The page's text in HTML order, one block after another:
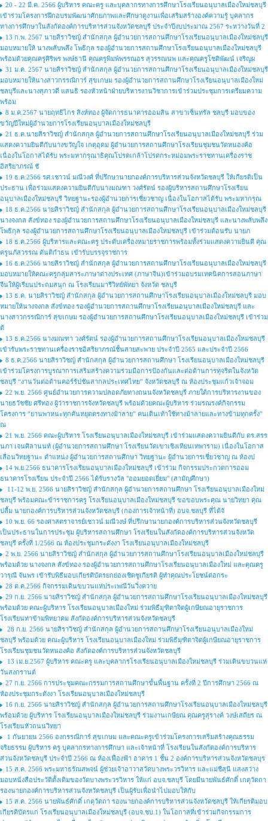
20 - 22 มี.ค. 2566 ผู้บริหาร คณะครู และบุคลากรทางการศึกษาโรงเรียนอนุบาลเมืองใหม่ชลบุรี
เข้าร่วมโครงการฝึกอบรมพัฒนาศักยภาพและศึกษาดูงานเพื่อเสริมสร้างองค์ความรู้ บุคลากร
ทางการศึกษาในสังกัดองค์การบริหารส่วนจังหวัดชลบุรี ประจำปีงบประมาณ 2567 ระหว่างวันที่ 2
13 ก.พ. 2567 นายสิราวิชญ์ สำนักสกุล ผู้อำนวยการสถานศึกษาโรงเรียนอนุบาลเมืองใหม่ชลบุรี
มอบหมายให้ นางพลับพลึง โพธิกุล รองผู้อำนวยการสถานศึกษาโรงเรียนอนุบาลเมืองใหม่ชลบุรี
พร้อมด้วยคุณครูศิริพร พงษ์ธานี คุณครูพิมพ์พรรณอร สุวรรณนพ และคุณครูโชติพัฒน์ เจริญผ
31 ม.ค. 2567 นายสิราวิชญ์ สำนักสกุล ผู้อำนวยการสถานศึกษาโรงเรียนอนุบาลเมืองใหม่ชลบุรี
มอบหมายให้นางสาวกรรณิการ์ สุขเกษม รองผู้อำนวยการสถานศึกษาโรงเรียนอนุบาลเมืองใหม่
ชลบุรีและนางสุภาวดี แสนธิ รองหัวหน้าฝ่ายบริหารงานวิชาการเข้าร่วมประชุมการเตรียมความ
พร้อม
8 ม.ค.2567 นายฤทธิไกร สิงห์ทอง ผู้จัดการธนาคารออมสิน สาขาเซ็นทรัล ชลบุรี มอบของ
ขวัญปีใหม่ผู้อำนวยการโรงเรียนอนุบาลเมืองใหม่ชลบุรี
21 ธ.ค.นายสิราวิชญ์ สำนักสกุล ผู้อำนวยการสถานศึกษาโรงเรียนอนุบาลเมืองใหม่ชลบุรี ร่วม
แสดงความยินดีกับนางขวัญใจ เกตุอุดม ผู้อำนวยการสถานศึกษาโรงเรียนชุมชนวัดหนองค้อ
เนื่องในโอกาสได้รับ พระมหากรุณาธิคุณโปรดเกล้าโปรดกระหม่อมพระราชทานเครื่องราช
อิสริยาภรณ์ ชั
19 ธ.ค.2566 รศ.เชาวน์ มณีวงศ์ ที่ปรึกษานายกองค์การบริหารส่วนจังหวัดชลบุรี ให้เกียรติเป็น
ประธาน เพื่อร่วมแสดงความยินดีกับนางมณฑา วงศ์รัตน์ รองผู้บริหารสถานศึกษาโรงเรียน
อนุบาลเมืองใหม่ชลบุรี วิทยฐานะรองผู้อำนวยการเชี่ยวชาญ เนื่องในโอกาสได้รับ พระมหากรุณ
18 ธ.ค.2566 นายสิราวิชญ์ สำนักสกุล ผู้อำนวยการสถานศึกษาโรงเรียนอนุบาลเมืองใหม่ชลบุรี
นางจงกล สังข์ทอง รองผู้อำนวยการสถานศึกษาโรงเรียนอนุบาลเมืองใหม่ชลบุรี และนางพลับพลึง
โพธิกุล รองผู้อำนวยการสถานศึกษาโรงเรียนอนุบาลเมืองใหม่ชลบุรี เข้าร่วมต้อนรับ นายภ
18 ธ.ค.2566 ผู้บริหารและคณะครู ประดับเครื่องหมายราชการพร้อมทั้งร่วมแสดงความยินดี คุณ
ครูนภัสวรรณ ตันติกำธน เข้ารับบรรจุราชการ
16 ธ.ค.2566 นายสิราวิชญ์ สำนักสกุล ผู้อำนวยการสถานศึกษาโรงเรียนอนุบาลเมืองใหม่ชลบุรี
มอบหมายให้คณะครูกลุ่มสาระภาษาต่างประเทศ (ภาษาจีน)เข้าร่วมอบรมเทคนิคการสอนภาษา
จีนให้ผู้เรียนประถมสนุก ณ โรงเรียนมารีวิทย์พัทยา จังหวัด ชลบุรี
13 ธ.ค. นายสิราวิชญ์ สำนักสกุล ผู้อำนวยการสถานศึกษาโรงเรียนอนุบาลเมืองใหม่ชลบุรี มอบ
หมายให้นางจงกล สังข์ทอง รองผู้อำนวยการสถานศึกษาโรงเรียนอนุบาลเมืองใหม่ชลบุรี และ
นางสาวกรรณิการ์ สุขเกษม รองผู้อำนวยการสถานศึกษาโรงเรียนอนุบาลเมืองใหม่ชลบุรี เข้าร่วม
ต้
13 ธ.ค.2566 นางมณฑา วงศ์รัตน์ รองผู้อำนวยการสถานศึกษาโรงเรียนอนุบาลเมืองใหม่ชลบุรี
เข้ารับพระราชทานเครื่องราชอิสริยาภรณ์ชั้นสายสะพาย ประจำปี 2565 และประจำปี 2566
8 ธ.ค.2566 นายสิราวิชญ์ สำนักสกุล ผู้อำนวยการสถานศึกษา โรงเรียนอนุบาลเมืองใหม่ชลบุรี
เข้าร่วมโครงการบูรณาการเสริมสร้างความร่วมมือการป้องกันและต่อต้านการทุจริตในจังหวัด
ชลบุรี “งานวันต่อต้านคอร์รัปชันสากลประเทศไทย” จังหวัดชลบุรี ณ ห้องประชุมแก้วเจ้าจอม
22 พ.ย. 2566 ศูนย์อำนวยการความปลอดภัยทางถนนจังหวัดชลบุรี ภายใต้การบริหารงานของ
นายธวัชชัย ศรีทอง ผู้ว่าราชการจังหวัดชลบุรี พร้อมด้วยคณะผู้บริหาร ร่วมรณรงค์กิจกรรม
โครงการ “ยานพาหนะทุกคันหยุดตรงทางม้าลาย” คนเดินเท้าใช้ทางม้าลายและทางข้ามทุกครั้ง"
ณ
21 พ.ย. 2566 คณะผู้บริหาร โรงเรียนอนุบาลเมืองใหม่ชลบุรี เข้าร่วมแสดงความยินดีกับ ดร.สรร
นภา เจนศิลานนท์ (ผู้อำนวยการสถานศึกษา โรงเรียนวัดเขาเชิงเทียนเทพาราม) เนื่องในโอกาส
เลื่อนวิทยฐานะ ตำแหน่ง ผู้อำนวยการสถานศึกษา วิทยฐานะ ผู้อำนวยการเชี่ยวชาญ ณ ห้องป
14 พ.ย.2566 ธนาคารโรงเรียนอนุบาลเมืองใหม่ชลบุรี เข้าร่วม กิจกรรมประกวดการออม
ธนาคารโรงเรียน ประจำปี 2566 ได้รับรางวัล "ออมยอดเยี่ยม" (สามัญศึกษา)
11-12 พ.ย. 2566 นายสิราวิชญ์ สำนักสกุล ผู้อำนวยการสถานศึกษา โรงเรียนอนุบาลเมืองใหม่
ชลบุรี พร้อมคณะข้าราชการครู โรงเรียนอนุบาลเมืองใหม่ชลบุรี ขอขอบพระคุณ นายวิทยา คุณ
ปลื้ม นายกองค์การบริหารส่วนจังหวัดชลบุรี (กองการเจ้าหน้าที่) อบจ.ชลบุรี ที่ได้จั
10 พ.ย. 66 รองศาสตราจารย์เชาวน์ มณีวงษ์ ที่ปรึกษานายกองค์การบริหารส่วนจังหวัดชลบุรี
เป็นประธานในการประชุม ผู้บริหารสถานศึกษา โรงเรียนในสังกัดองค์การบริหารส่วนจังหวัด
ชลบุรี ครั้งที่ 1/2566 ณ ห้องประชุมกระดังงา โรงเรียนอนุบาลเมืองใหม่ชลบุรี
2 พ.ย. 2566 นายสิราวิชญ์ สำนักสกุล ผู้อำนวยการสถานศึกษาโรงเรียนอนุบาลเมืองใหม่ชลบุรี
พร้อมด้วย นางจงกล สังข์ทอง รองผู้อำนวยการสถานศึกษาโรงเรียนอนุบาลเมืองใหม่ และคุณครู
วารุณี จันพร เข้ารับพิธีมอบเกียรติบัตรยกย่องเชิดชูเกียรติ ผู้ทำคุณประโยชน์ต่อกระ
28 ต.ค.2566 กิจกรรมเดินขบวนแห่ประเพณีวันวิ่งควาย
29 ก.ย. 2566 นายสิราวิชญ์ สำนักสกุล ผู้อำนวยการสถานศึกษาโรงเรียนอนุบาลเมืองใหม่ชลบุรี
พร้อมด้วย คณะผู้บริหาร โรงเรียนอนุบาลเมืองใหม่ ร่วมพิธีมุฑิตาจิตผู้เกษียณอายุราชการ
โรงเรียนท่าข้ามพิทยาคม สังกัดองค์การบริหารส่วนจังหวัดชลบุรี
28 ก.ย. 2566 นายสิราวิชญ์ สำนักสกุล ผู้อำนวยการสถานศึกษาโรงเรียนอนุบาลเมืองใหม่
ชลบุรี พร้อมด้วย คณะผู้บริหาร โรงเรียนอนุบาลเมืองใหม่ ร่วมพิธีมุฑิตาจิตผู้เกษียณอายุราชการ
โรงเรียนชุมชนวัดหนองค้อ สังกัดองค์การบริหารส่วนจังหวัดชลบุรี
13 เม.ย.2567 ผู้บริหาร คณะครู และบุคลากรโรงเรียนอนุบาลเมืองใหม่ชลบุรี ร่วมเดินขบวนแห่
วันสงกรานต์
27 ก.ย. 2566 การประชุมคณะกรรมการสถานศึกษาขั้นพื้นฐาน ครั้งที่ 2 ปีการศึกษา 2566 ณ
ห้องประชุมกระดังงา โรงเรียนอนุบาลเมืองใหม่ชลบุรี
16 ก.ย. 2566 นายสิราวิชญ์ สำนักสกุล ผู้อำนวยการสถานศึกษาโรงเรียนอนุบาลเมืองใหม่ชลบุรี
พร้อมด้วย ผู้บริหาร โรงเรียนอนุบาลเมืองใหม่ชลบุรี ร่วมงานเกษียณ คุณครูสุรางค์ วงษ์เสถียร ณ
โรงเรียนหัวถนนวิทยา
1 กันยายน 2566 องกรรณิการ์ สุขเกษม และคณะครูเข้าร่วมโครงการเสริมสร้างคุณธรรม
จริยธรรม ผู้บริหาร ครู บุคลากรทางการศึกษา และเจ้าหน้าที่ โรงเรียนในสังกัดองค์การบริหาร
ส่วนจังหวัดชลบุรี ประจำปี 2566 ณ ห้องเฟื่องฟ้า อาคาร 1 ชั้น 2 องค์การบริหารส่วนจังหวัดชลบุร
15 ส.ค. 2566 พระมหาธรัณสพจน์ ผู้ช่วยเจ้าอาวาสวัดบางพระวรวิหาร และแม่ชีสุนี แสงสว่าง
มอบหนังสือประวัติดั้งเดิมของวัดบางพระวรวิหาร ให้แก่ อบจ.ชลบุรี โดยมีนายพันธ์ศักดิ์ เกตุวัตถา
รองนายกองค์การบริหารส่วนจังหวัดชลบุรี เป็นผู้รับเพื่อนำไปมอบให้กับ
15 ส.ค. 2566 นายพันธ์ศักดิ์ เกตุวัตถา รองนายกองค์การบริหารส่วนจังหวัดชลบุรี ให้เกียรติมอบ
เกียรติบัตรแก่ โรงเรียนอนุบาลเมืองใหม่ชลบุรี (อบจ.ชบ.1) ในโอกาสที่เข้าร่วมกิจกรรมการ